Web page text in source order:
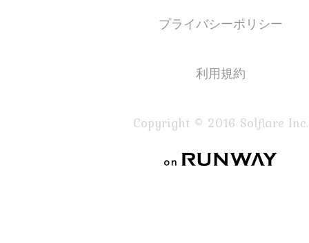
プライバシーポリシー
利用規約
Copyright © 2016 Solflare Inc.